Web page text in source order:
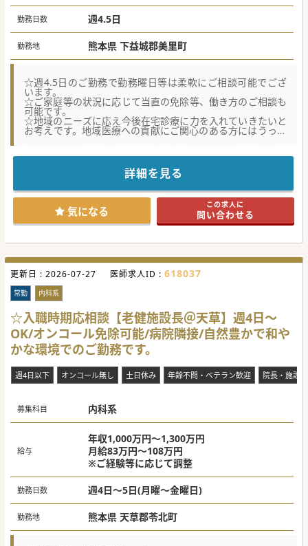
勤務日数 週4.5日
勤務地 熊本県 下益城郡美里町
☆週4.5日のご勤務で勤務曜日等は柔軟にご相談可能でござ
います。
☆ご家庭等の状況に応じて当直の免除等、働き方のご相談も
可能です。
☆地域のニーズに応え今後在宅診療に力を入れていきたいと
お考えです。地域医療への貢献にご関心のある方にはうって
つけの環境がございます。
【具体的な医療機関情報】
■100床規模のケアミックス病院で、かかりつけの病院とし
て広い機能を兼ねそろえております。
■在宅支援機能病院としての役割を持ち、地域医療への貢献
に注力をしております。今後、訪問診療を始めとした新しい
地域医療への取り組みを推し進めていこうというお考えがご
ざいます。
■地域の行政との連携にも積極的で新しい取り組みにも意欲
ます。
【やりがい】
■地域住民の健康を支える重要な役割を担い、地域医療の発
展に貢献できます。患者様一人ひとりと向き合い、コミュニ
ケーションを図る事が求められます。
■患者との長期的な関係を築き、信頼関係を深めることがで
きます。患者の生活の質を向上させる事に重きを置いており
ます。
■地域医療への貢献に関心のある方にはうってつけの環境が
ございます。新し取り組み等への積極性もございますので、
自己実現の機会も多分に期待されます。
【職場環境と雰囲気】
■地域に根差した医療を提供し、長年の信頼と実績を持つ病
■託児所完備で子育て中の医師も働きやすい環境を整えてお
ります。家庭と仕事の両立を支援し、長く働ける環境作りを
■医師間・スタッフ間の関係も良好で、落ち着いた雰囲気の
中でご勤務いただく事が可能です。また、医師一人ひとりの
意向を尊重している特徴もございます。
#秋入職可
詳細を見る
気になる この求人に
問い合わせる
更新日 : 2026-07-27 医師求人ID : 618037
常勤 内科系
☆入職時期応相談【老健施設長＠天草】週4日～
OK/オンコール免除可能/病院隣接/自然豊かで和や
かな環境でのご勤務です。
週4日以下 オンコール無し 土日休み 年齢不問・ベテラン歓迎 院長・施設
募集科目 内科系
給与
年収1,000万円～1,300万円
月給83万円～108万円
※ご経験等に応じて調整
勤務日数 週4日～5日(月曜～金曜日)
勤務地 熊本県 天草郡苓北町